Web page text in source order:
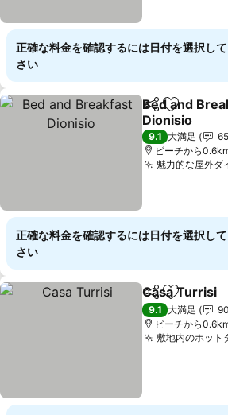
正確な料金を確認するには日付を選択し
さい
シェアお気に入
Bed and
Dionisio
料金を表示
9.1 大満足
ビーチから
魅力的な屋外ダ
正確な料金を確認するには日付を選択し
さい
シェアお気に入
Casa Turrisi
9.1 大満足
ビーチから
敷地内のホット